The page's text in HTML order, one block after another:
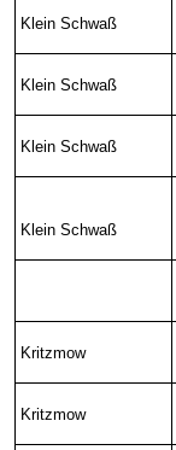
Klein Schwaß
Klein Schwaß
Klein Schwaß
Klein Schwaß
Kritzmow
Kritzmow